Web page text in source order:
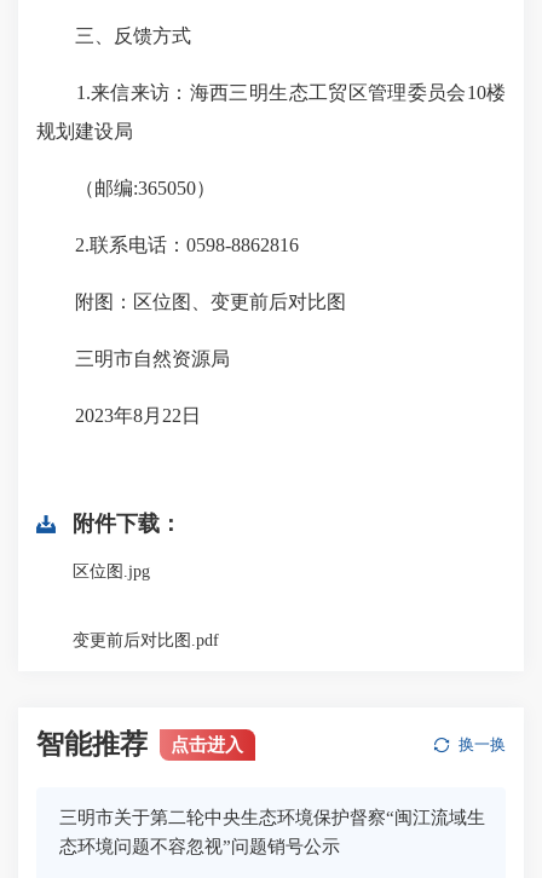
三、反馈方式
1.来信来访：海西三明生态工贸区管理委员会10楼
规划建设局
（邮编:365050）
2.联系电话：0598-8862816
附图：区位图、变更前后对比图
三明市自然资源局
2023年8月22日
附件下载：
区位图.jpg
变更前后对比图.pdf
智能推荐 点击进入 换一换
三明市关于第二轮中央生态环境保护督察“闽江流域生
态环境问题不容忽视”问题销号公示